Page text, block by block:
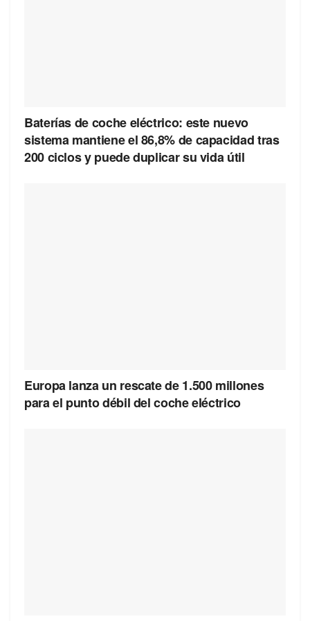
Baterías de coche eléctrico: este nuevo
sistema mantiene el 86,8% de capacidad tras
200 ciclos y puede duplicar su vida útil
Europa lanza un rescate de 1.500 millones
para el punto débil del coche eléctrico